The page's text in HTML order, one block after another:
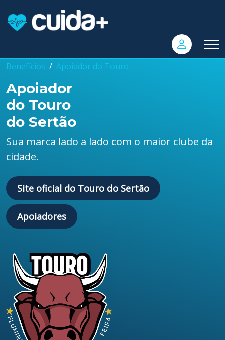
Benefícios Apoiador do Touro
Apoiador
do Touro
do Sertão
Sua marca lado a lado com o maior clube da
cidade.
Site oficial do Touro do Sertão
Apoiadores